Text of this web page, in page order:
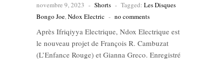
novembre 9, 2023 - Shorts - Tagged: Les Disques
Bongo Joe,Ndox Electric - no comments
Après Ifriqiyya Electrique, Ndox Electrique est
le nouveau projet de François R. Cambuzat
(L’Enfance Rouge) et Gianna Greco. Enregistré